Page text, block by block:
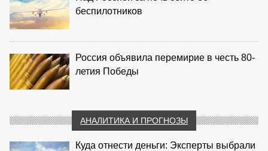
беспилотников
Россия объявила перемирие в честь 80-
летия Победы
АНАЛИТИКА И ПРОГНОЗЫ
Куда отнести деньги: Эксперты выбрали